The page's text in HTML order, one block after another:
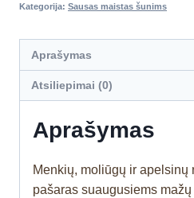
Kategorija: Sausas maistas šunims
Aprašymas
Atsiliepimai (0)
Aprašymas
Menkių, moliūgų ir apelsinų
pašaras suaugusiems